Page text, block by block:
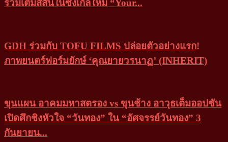
ร่วมเติมสีสันในซิงเกิลใหม่ “Your...
GDH ร่วมกับ TOFU FILMS ปล่อยตัวอย่างแรก!
ภาพยนตร์ฟอร์มยักษ์ ‘คุณยายวรนาฏ’ (INHERIT)
ขุนแผน อาคมมหาสตรอง vs ขุนช้าง อาวุธเต็มออปชัน
เปิดศึกชิงหัวใจ “วันทอง” ใน “อัศจรรย์วันทอง” 3
กันยายน...